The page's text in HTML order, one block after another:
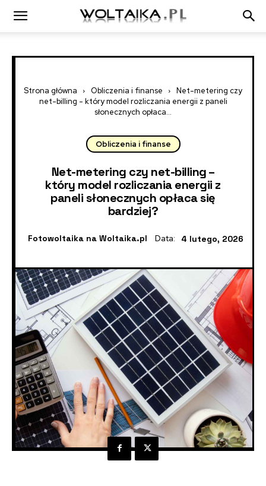
Strona główna Obliczenia i finanse
Net-metering czy
net-billing - który model rozliczania energii z paneli
słonecznych opłaca...
Obliczenia i finanse
Net-metering czy net-billing –
który model rozliczania energii z
paneli słonecznych opłaca się
bardziej?
Fotowoltaika na Woltaika.pl Data: 4 lutego, 2026